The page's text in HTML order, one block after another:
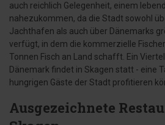
auch reichlich Gelegenheit, einem
nahezukommen, da die Stadt sowohl
Jachthafen als auch über Dänemarks
verfügt, in dem die kommerzielle
Tonnen Fisch an Land schafft. Ein
Dänemark findet in Skagen statt - eine
hungrigen Gäste der Stadt profitieren
Ausgezeichnete